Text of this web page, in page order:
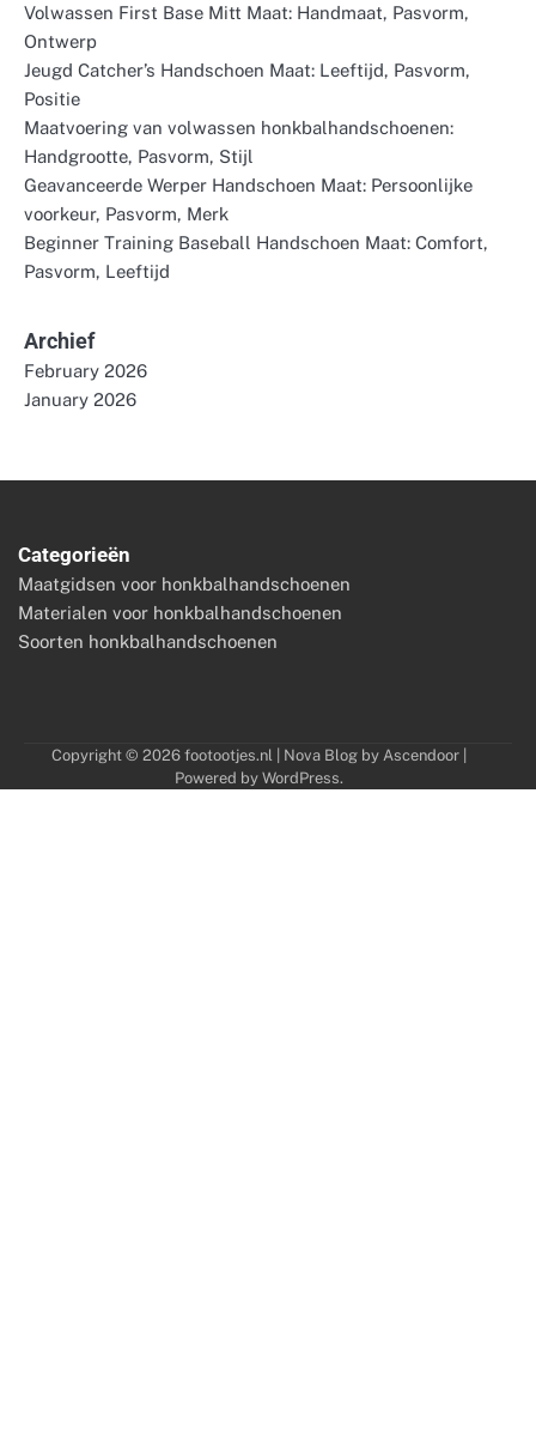
Volwassen First Base Mitt Maat: Handmaat, Pasvorm,
Ontwerp
Jeugd Catcher’s Handschoen Maat: Leeftijd, Pasvorm,
Positie
Maatvoering van volwassen honkbalhandschoenen:
Handgrootte, Pasvorm, Stijl
Geavanceerde Werper Handschoen Maat: Persoonlijke
voorkeur, Pasvorm, Merk
Beginner Training Baseball Handschoen Maat: Comfort,
Pasvorm, Leeftijd
Archief
February 2026
January 2026
Categorieën
Maatgidsen voor honkbalhandschoenen
Materialen voor honkbalhandschoenen
Soorten honkbalhandschoenen
Copyright © 2026 footootjes.nl | Nova Blog by Ascendoor|
Powered by WordPress.